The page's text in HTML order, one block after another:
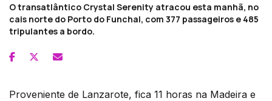
O transatlântico Crystal Serenity atracou esta manhã, no
cais norte do Porto do Funchal, com 377 passageiros e 485
tripulantes a bordo.
Proveniente de Lanzarote, fica 11 horas na Madeira e